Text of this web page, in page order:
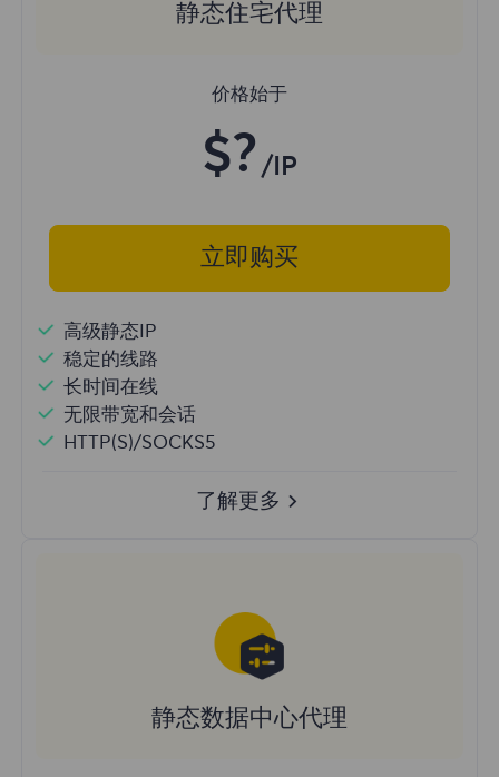
静态住宅代理
价格始于
$? /IP
立即购买
高级静态IP
稳定的线路
长时间在线
无限带宽和会话
HTTP(S)/SOCKS5
了解更多
静态数据中心代理